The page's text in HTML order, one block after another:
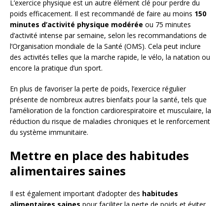
L’exercice physique est un autre élément clé pour perdre du
poids efficacement. Il est recommandé de faire au moins 150
minutes d’activité physique modérée ou 75 minutes
d’activité intense par semaine, selon les recommandations de
l’Organisation mondiale de la Santé (OMS). Cela peut inclure
des activités telles que la marche rapide, le vélo, la natation ou
encore la pratique d’un sport.
En plus de favoriser la perte de poids, l’exercice régulier
présente de nombreux autres bienfaits pour la santé, tels que
l’amélioration de la fonction cardiorespiratoire et musculaire, la
réduction du risque de maladies chroniques et le renforcement
du système immunitaire.
Mettre en place des habitudes
alimentaires saines
Il est également important d’adopter des habitudes